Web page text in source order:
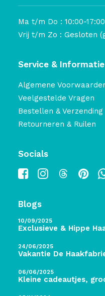
Ma t/m Do : 10:00-17:00
Vrij t/m Zo : Gesloten
Service & Informatie
Algemene
Veelgestelde Vragen
Bestellen & Verzending
Retourneren & Ruilen
Socials
Blogs
10/09/2025
Exclusieve & Hippe
24/06/2025
Vakantie De
06/06/2025
Kleine cadeautjes,